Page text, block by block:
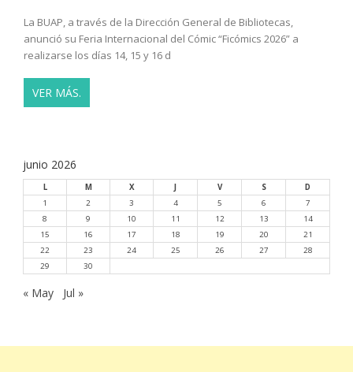
La BUAP, a través de la Dirección General de Bibliotecas,
anunció su Feria Internacional del Cómic “Ficómics 2026” a
realizarse los días 14, 15 y 16 d
VER MÁS.
junio 2026
L M X V S
D
1
2 3 4 5 6
7
8
9 10 11 12 13
14
15
16 17 18 19 20
21
22
23 24 25 26 27
28
29
30
« May Jul »